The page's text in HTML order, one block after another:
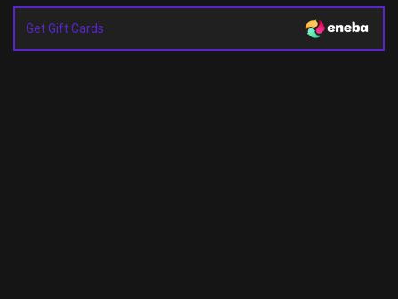
Get Gift Cards